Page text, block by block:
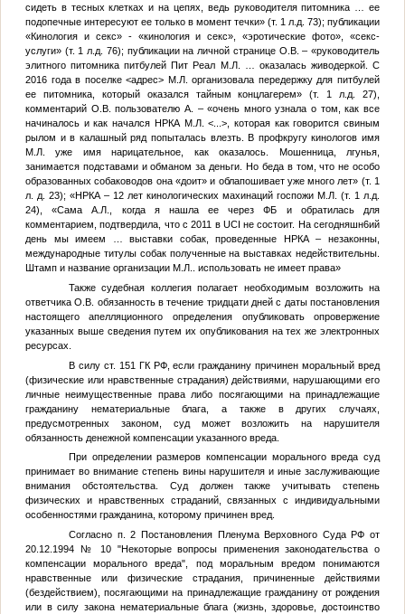
сидеть в тесных клетках и на цепях, ведь руководителя питомника … ее
подопечные интересуют ее только в момент течки» (т. 1 л.д. 73); публикации
«Кинология и секс» - «кинология и секс», «эротические фото», «секс-
услуги» (т. 1 л.д. 76); публикации на личной странице О.В. – «руководитель
элитного питомника питбулей Пит Реал М.Л.
… оказалась живодеркой. С
2016 года в поселке<адрес> М.Л.
организовала передержку для питбулей
ее питомника, который оказался тайным концлагерем» (т. 1 л.д. 27),
комментарий О.В. пользователю А.
– «очень много узнала о том, как все
начиналось и как начался НРКА М.Л. <...> , которая как говорится свиным
рылом и в калашный ряд попыталась влезть. В профкругу кинологов имя
М.Л.
уже имя нарицательное, как оказалось. Мошенница, лгунья,
занимается подставами и обманом за деньги. Но беда в том, что не особо
образованных собаководов она «доит» и облапошивает уже много лет» (т. 1
л. д. 23); «НРКА – 12 лет кинологических махинаций госпожи М.Л.
(т. 1 л.д.
24), «СамаА.Л.
, когда я нашла ее через ФБ и обратилась для
комментарием, подтвердила, что с 2011 в UCI не состоит. На сегодняшн6ий
день мы имеем … выставки собак, проведенные НРКА – незаконны,
международные титулы собак полученные на выставках недействительны.
Штамп и название организации М.Л.
. использовать не имеет права»
Также судебная коллегия полагает необходимым возложить на
ответчикаО.В. обязанность в течение тридцати дней с даты постановления
настоящего апелляционного определения опубликовать опровержение
указанных выше сведения путем их опубликования на тех же электронных
ресурсах.
В силу ст. 151 ГК РФ, если гражданину причинен моральный вред
(физические или нравственные страдания) действиями, нарушающими его
личные неимущественные права либо посягающими на принадлежащие
гражданину нематериальные блага, а также в других случаях,
предусмотренных законом, суд может возложить на нарушителя
обязанность денежной компенсации указанного вреда.
При определении размеров компенсации морального вреда суд
принимает во внимание степень вины нарушителя и иные заслуживающие
внимания обстоятельства. Суд должен также учитывать степень
физических и нравственных страданий, связанных с индивидуальными
особенностями гражданина, которому причинен вред.
Согласно п. 2 Постановления Пленума Верховного Суда РФ от
20.12.1994 № 10 "Некоторые вопросы применения законодательства о
компенсации морального вреда", под моральным вредом понимаются
нравственные или физические страдания, причиненные действиями
(бездействием), посягающими на принадлежащие гражданину от рождения
или в силу закона нематериальные блага (жизнь, здоровье, достоинство